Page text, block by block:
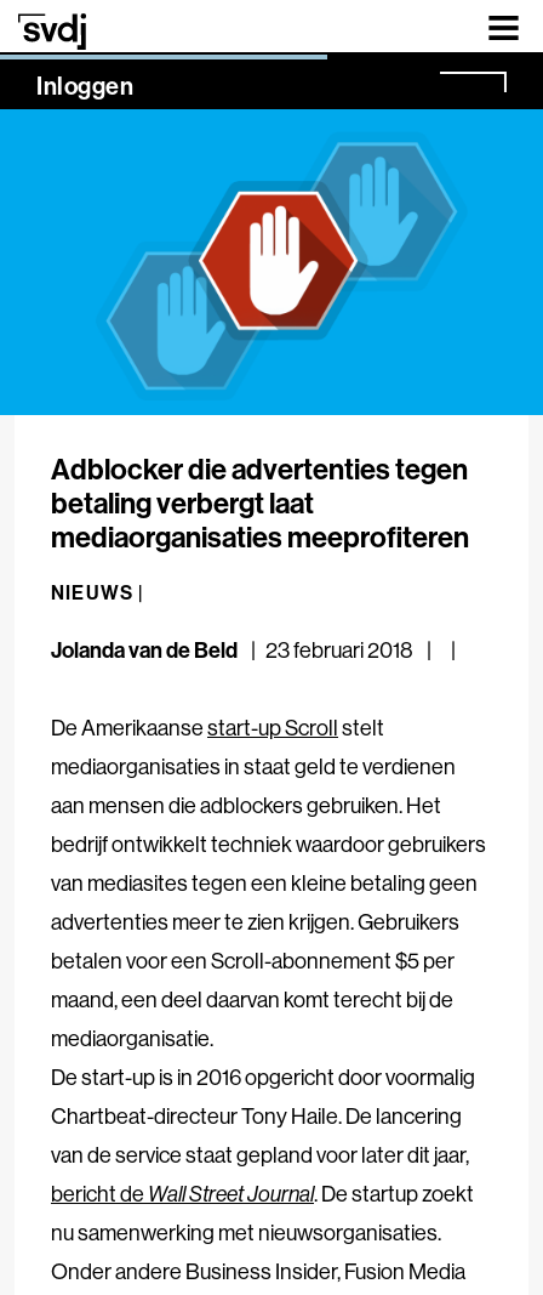
Naar hoofdinhoud
Inloggen
NaN%
Adblocker die advertenties tegen
betaling verbergt laat
mediaorganisaties meeprofiteren
NIEUWS |
Jolanda van de Beld 23 februari 2018
De Amerikaansestart-up Scrollstelt
mediaorganisaties in staat geld te verdienen
aan mensen die adblockers gebruiken. Het
bedrijf ontwikkelt techniek waardoor gebruikers
van mediasites tegen een kleine betaling geen
advertenties meer te zien krijgen. Gebruikers
betalen voor een Scroll-abonnement $5 per
maand, een deel daarvan komt terecht bij de
mediaorganisatie.
De start-up is in 2016 opgericht door voormalig
Chartbeat-directeur Tony Haile. De lancering
van de service staat gepland voor later dit jaar,
bericht de Wall Street Journal. De startup zoekt
nu samenwerking met nieuwsorganisaties.
Onder andere Business Insider, Fusion Media